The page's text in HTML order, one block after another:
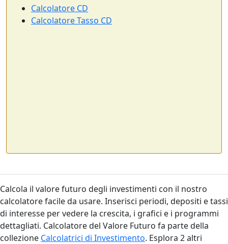
Calcolatore CD
Calcolatore Tasso CD
Calcola il valore futuro degli investimenti con il nostro
calcolatore facile da usare. Inserisci periodi, depositi e tassi
di interesse per vedere la crescita, i grafici e i programmi
dettagliati. Calcolatore del Valore Futuro fa parte della
collezione Calcolatrici di Investimento. Esplora 2 altri